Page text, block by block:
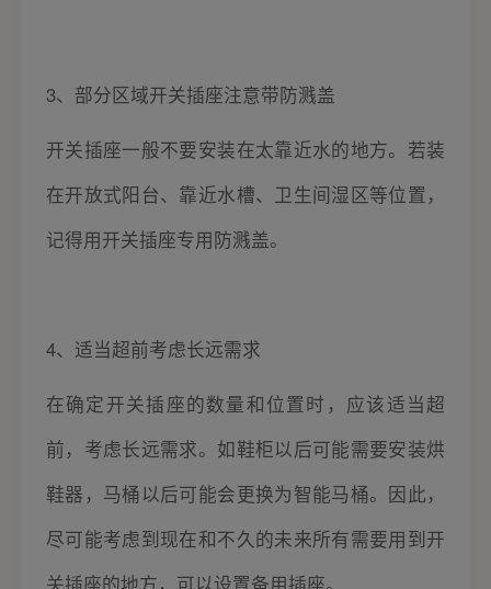
3、部分区域开关插座注意带防溅盖
开关插座一般不要安装在太靠近水的地方。若装
在开放式阳台、靠近水槽、卫生间湿区等位置，
记得用开关插座专用防溅盖。
4、适当超前考虑长远需求
在确定开关插座的数量和位置时，应该适当超
前，考虑长远需求。如鞋柜以后可能需要安装烘
鞋器，马桶以后可能会更换为智能马桶。因此，
尽可能考虑到现在和不久的未来所有需要用到开
关插座的地方，可以设置备用插座。